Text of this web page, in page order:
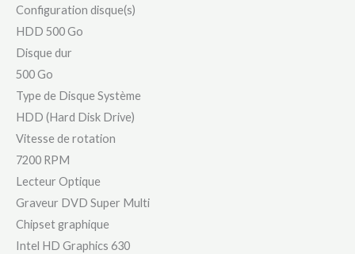
Configuration disque(s)
HDD 500 Go
Disque dur
500 Go
Type de Disque Système
HDD (Hard Disk Drive)
Vitesse de rotation
7200 RPM
Lecteur Optique
Graveur DVD Super Multi
Chipset graphique
Intel HD Graphics 630